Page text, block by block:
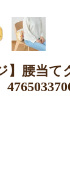
】腰当て